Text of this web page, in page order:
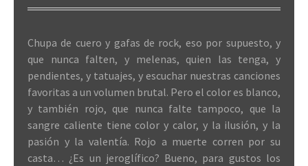
Chupa de cuero y gafas de rock, eso por supuesto, y
que nunca falten, y melenas, quien las tenga, y
pendientes, y tatuajes, y escuchar nuestras canciones
favoritas a un volumen brutal. Pero el color es blanco,
y también rojo, que nunca falte tampoco, que la
sangre caliente tiene color y calor, y la ilusión, y la
pasión y la valentía. Rojo a muerte corren por su
casta… ¿Es un jeroglífico? Bueno, para gustos los